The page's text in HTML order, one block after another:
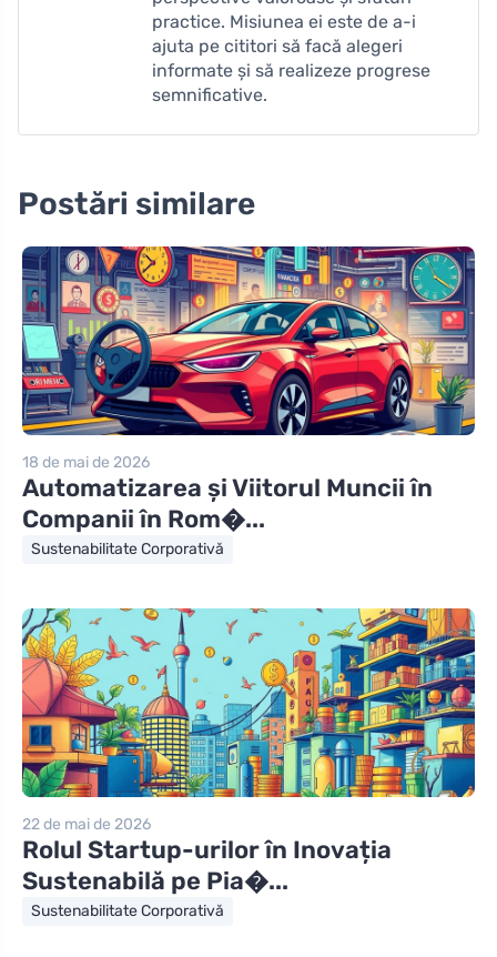
practice. Misiunea ei este de a-i
ajuta pe cititori să facă alegeri
informate și să realizeze progrese
semnificative.
Postări similare
18 de mai de 2026
Automatizarea și Viitorul Muncii în
Companii în Rom�...
Sustenabilitate Corporativă
22 de mai de 2026
Rolul Startup-urilor în Inovația
Sustenabilă pe Pia�...
Sustenabilitate Corporativă